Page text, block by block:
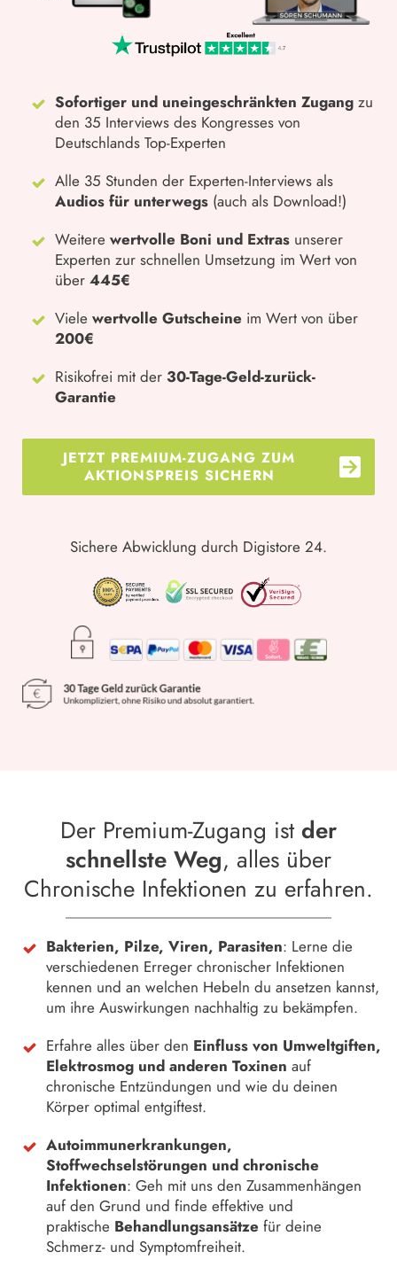
Sofortiger und uneingeschränkten Zugang zu
den 35 Interviews des Kongresses von
Deutschlands Top-Experten
Alle 35 Stunden der Experten-Interviews als
Audios für unterwegs (auch als Download!)
Weitere wertvolle Boni und Extras unserer
Experten zur schnellen Umsetzung im Wert von
über 445€
Viele wertvolle Gutscheine im Wert von über
200€
Risikofrei mit der 30-Tage-Geld-zurück-
Garantie
JETZT PREMIUM-ZUGANG ZUM
AKTIONSPREIS SICHERN
Sichere Abwicklung durch Digistore 24.
Der Premium-Zugang ist der
schnellste Weg, alles über
Chronische Infektionen zu erfahren.
Bakterien, Pilze, Viren, Parasiten: Lerne die
verschiedenen Erreger chronischer Infektionen
kennen und an welchen Hebeln du ansetzen kannst,
um ihre Auswirkungen nachhaltig zu bekämpfen.
Erfahre alles über den Einfluss von Umweltgiften,
Elektrosmog und anderen Toxinen auf
chronische Entzündungen und wie du deinen
Körper optimal entgiftest.
Autoimmunerkrankungen,
Stoffwechselstörungen und chronische
Infektionen: Geh mit uns den Zusammenhängen
auf den Grund und finde effektive und
praktische Behandlungsansätze für deine
Schmerz- und Symptomfreiheit.